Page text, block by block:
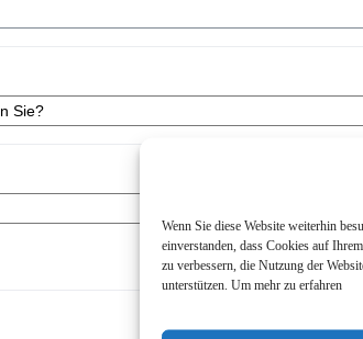
Wenn Sie diese Website weiterhin
einverstanden, dass Cookies auf
zu verbessern, die Nutzung der
unterstützen. Um mehr zu erfahren